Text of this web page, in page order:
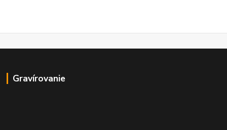
Gravírovanie